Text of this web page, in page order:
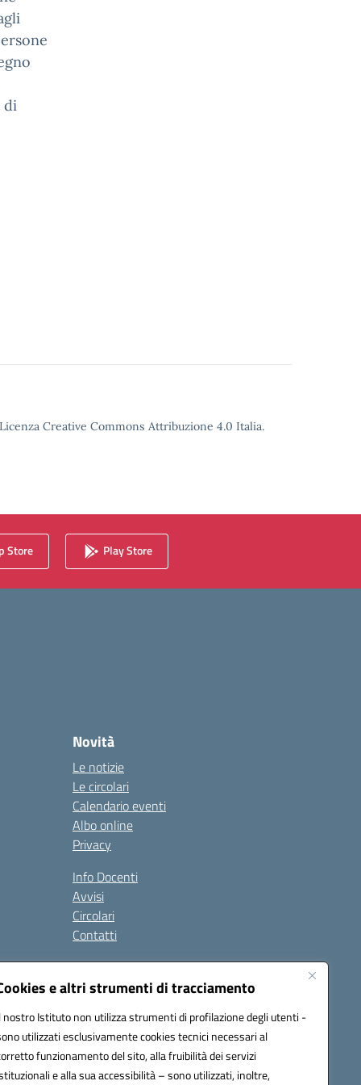
e altri strumenti di tracciamento
nostro Istituto non utilizza strumenti di profilazione degli utenti -
utilizzati esclusivamente cookies tecnici necessari al
funzionamento del sito, alla fruibilità dei servizi
e alla sua accessibilità – sono utilizzati, inoltre,
di
Creative Commons Attribuzione 4.0 Italia.
Store Play Store
Novità
Le notizie
Le circolari
Calendario eventi
Albo online
Privacy
Info Docenti
Avvisi
Circolari
Contatti
Seguici su: